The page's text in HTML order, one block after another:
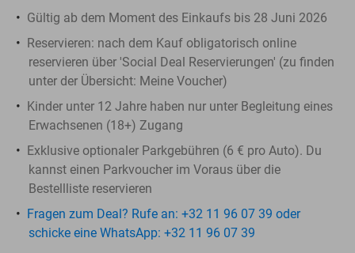
Gültig ab dem Moment des Einkaufs bis 28 Juni 2026
Reservieren: nach dem Kauf obligatorisch online
reservieren über 'Social Deal Reservierungen' (zu finden
unter der Übersicht: Meine Voucher)
Kinder unter 12 Jahre haben nur unter Begleitung eines
Erwachsenen (18+) Zugang
Exklusive optionaler Parkgebühren (6 € pro Auto). Du
kannst einen Parkvoucher im Voraus über die
Bestellliste reservieren
Fragen zum Deal? Rufe an: +32 11 96 07 39 oder
schicke eine WhatsApp: +32 11 96 07 39